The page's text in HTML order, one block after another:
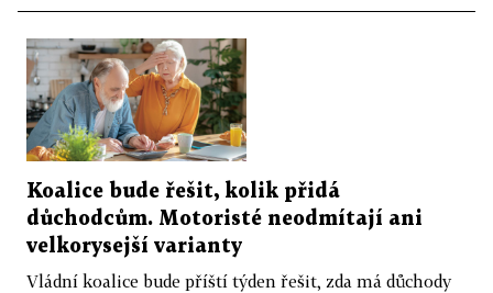
Koalice bude řešit, kolik přidá
důchodcům. Motoristé neodmítají ani
velkorysejší varianty
Vládní koalice bude příští týden řešit, zda má důchody